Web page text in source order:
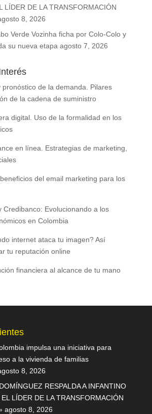
LÍDER DE LA TRANSFORMACIÓN
8, 2026
Verde Vozinha ficha por Colo-Colo y
su nueva etapa agosto 7, 2026
pronóstico de la demanda. Pilares
de la cadena de suministro
digital. Uso de la formalidad en los
en línea. Estrategias de marketing,
del email marketing para los
Credibanco: Evolucionando a los
en Colombia
internet ataca tu imagen? Así
tu reputación online
financiera al alcance de tu mano
impulsa una iniciativa para
a la vivienda de familias
8, 2026
RESPALDA A INFANTINO
LÍDER DE LA TRANSFORMACIÓN
agosto 8, 2026